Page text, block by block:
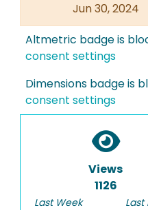
Jun 30, 2024
Altmetric badge is
consent settings
Dimensions badge is
consent settings
Views
1126
Last Week
Last